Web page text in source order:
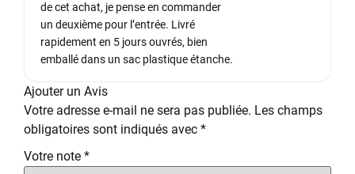
de cet achat, je pense en commander
un deuxième pour l’entrée. Livré
rapidement en 5 jours ouvrés, bien
emballé dans un sac plastique étanche.
Ajouter un Avis
Votre adresse e-mail ne sera pas publiée. Les champs
obligatoires sont indiqués avec *
Votre note *